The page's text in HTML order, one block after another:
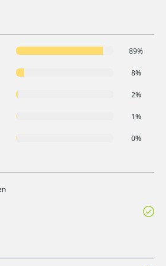
von 4.8 von 5 Sternen
89%
8%
2%
1%
0%